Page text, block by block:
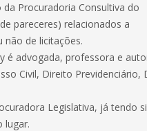
Procuradoria Consultiva do
pareceres) relacionados a
não de licitações.
é advogada, professora e
Civil, Direito Previdenciário,
Legislativa, já tendo
lugar.